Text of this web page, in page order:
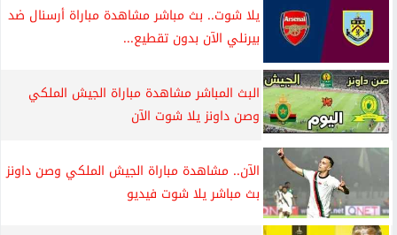
يلا شوت.. بث مباشر مشاهدة مباراة أرسنال ضد
بيرنلي الآن بدون تقطيع...
البث المباشر مشاهدة مباراة الجيش الملكي
وصن داونز يلا شوت الآن
الآن.. مشاهدة مباراة الجيش الملكي وصن داونز
بث مباشر يلا شوت فيديو